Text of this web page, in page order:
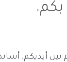
بكم.
بين أيديكم,